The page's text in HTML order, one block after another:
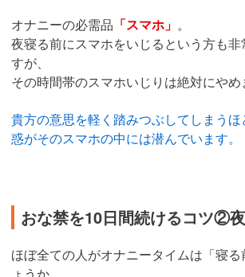
オナニーの必需品 「スマホ」 。
夜寝る前にスマホをいじるという方も非
すが、
その時間帯のスマホいじりは絶対にやめ
貴方の意思を軽く踏みつぶしてしまう
惑がそのスマホの中には潜んでいます。
おな禁を10日間続けるコツ②
ほぼ全ての人がオナニータイムは「寝